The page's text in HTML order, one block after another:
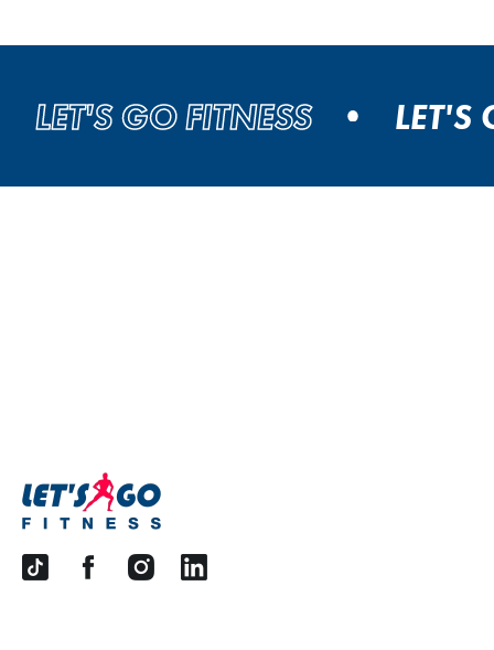
GO FITNESS LET'S GO